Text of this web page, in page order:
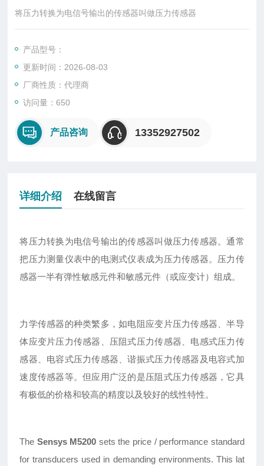
将压力转换为电信号输出的传感器叫做压力传感器
产品型号：
更新时间：2026-08-03
厂商性质：代理商
访问量：650
产品咨询 13352927502
详细介绍 在线留言
将压力转换为电信号输出的传感器叫做压力传感器。通常
把压力测量仪表中的电测式仪表成为压力传感器。压力传
感器一半有弹性敏感元件和敏感元件（或应变计）组成。
力学传感器的种类繁多，如电阻应变片压力传感器、半导
体应变片压力传感器、压阻式压力传感器、电感式压力传
感器、电容式压力传感器、谐振式压力传感器及电容式加
速度传感器等。但应用广泛的是压阻式压力传感器，它具
有极低的价格和较高的精度以及较好的线性特性。
The Sensys M5200 sets the price / performance standard
for transducers used in demanding environments. This lat